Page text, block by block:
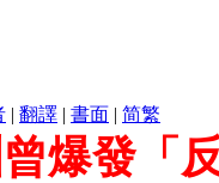
| 翻譯 | 書面 | 简繁
曾爆發「